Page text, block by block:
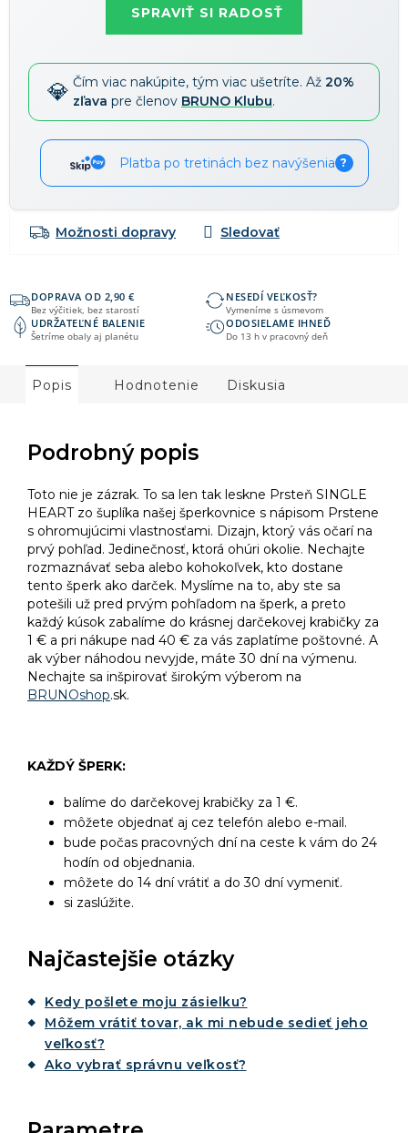
SPRAVIŤ SI RADOSŤ
Čím viac nakúpite, tým viac ušetríte. Až 20%
zľava pre členov BRUNO Klubu.
Platba po tretinách bez navýšenia ?
Možnosti dopravy
DOPRAVA OD 2,90 €
Bez výčitiek, bez starostí
NESEDÍ VEĽKOSŤ?
Vymeníme s úsmevom
UDRŽATEĽNÉ BALENIE
Šetríme obaly aj planétu
ODOSIELAME IHNEĎ
Do 13 h v pracovný deň
Popis Hodnotenie Diskusia
Podrobný popis
Toto nie je zázrak. To sa len tak leskne Prsteň SINGLE
HEART zo šuplíka našej šperkovnice s nápisom Prstene
s ohromujúcimi vlastnosťami. Dizajn, ktorý vás očarí na
prvý pohľad. Jedinečnosť, ktorá ohúri okolie. Nechajte
rozmaznávať seba alebo kohokoľvek, kto dostane
tento šperk ako darček. Myslíme na to, aby ste sa
potešili už pred prvým pohľadom na šperk, a preto
každý kúsok zabalíme do krásnej darčekovej krabičky za
1 € a pri nákupe nad 40 € za vás zaplatíme poštovné. A
ak výber náhodou nevyjde, máte 30 dní na výmenu.
Nechajte sa inšpirovať širokým výberom na
BRUNOshop.sk.
KAŽDÝ ŠPERK:
balíme do darčekovej krabičky za 1 €.
môžete objednať aj cez telefón alebo e-mail.
bude počas pracovných dní na ceste k vám do 24
hodín od objednania.
môžete do 14 dní vrátiť a do 30 dní vymeniť.
si zaslúžite.
Najčastejšie otázky
Kedy pošlete moju zásielku?
Môžem vrátiť tovar, ak mi nebude sedieť jeho
veľkosť?
Ako vybrať správnu veľkosť?